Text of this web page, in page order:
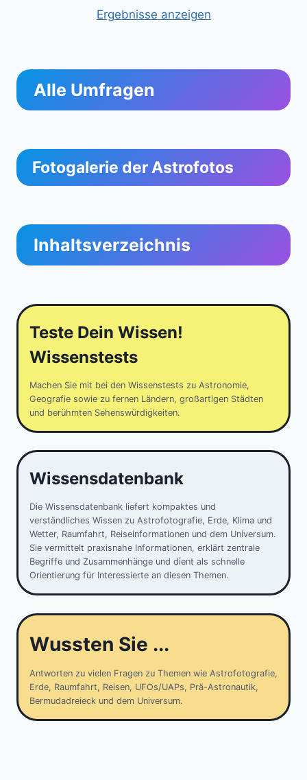
Ergebnisse anzeigen
Alle Umfragen
Fotogalerie der Astrofotos
Inhaltsverzeichnis
Teste Dein Wissen!
Wissenstests
Machen Sie mit bei den Wissenstests zu Astronomie,
Geografie sowie zu fernen Ländern, großartigen Städten
und berühmten Sehenswürdigkeiten.
Wissensdatenbank
Die Wissensdatenbank liefert kompaktes und
verständliches Wissen zu Astrofotografie, Erde, Klima und
Wetter, Raumfahrt, Reiseinformationen und dem Universum.
Sie vermittelt praxisnahe Informationen, erklärt zentrale
Begriffe und Zusammenhänge und dient als schnelle
Orientierung für Interessierte an diesen Themen.
Wussten Sie ...
Antworten zu vielen Fragen zu Themen wie Astrofotografie,
Erde, Raumfahrt, Reisen, UFOs/UAPs, Prä-Astronautik,
Bermudadreieck und dem Universum.